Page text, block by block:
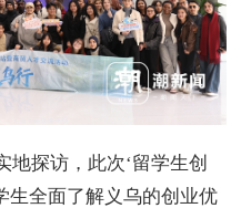
探访，此次‘留学生创
生全面了解义乌的创业优